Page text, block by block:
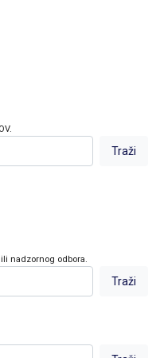
nadzornog odbora.